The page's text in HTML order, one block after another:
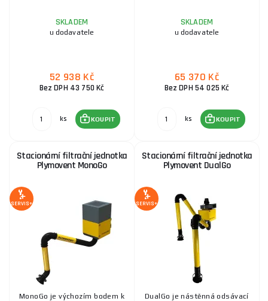
SKLADEM
u dodavatele
52 938 Kč
Bez DPH 43 750 Kč
ks KOUPIT
SKLADEM
u dodavatele
65 370 Kč
Bez DPH 54 025 Kč
ks KOUPIT
Stacionární filtrační jednotka
Plymovent MonoGo
SERVIS+
MonoGo je výchozím bodem k
Stacionární filtrační jednotka
Plymovent DualGo
SERVIS+
DualGo je nástěnná odsávací